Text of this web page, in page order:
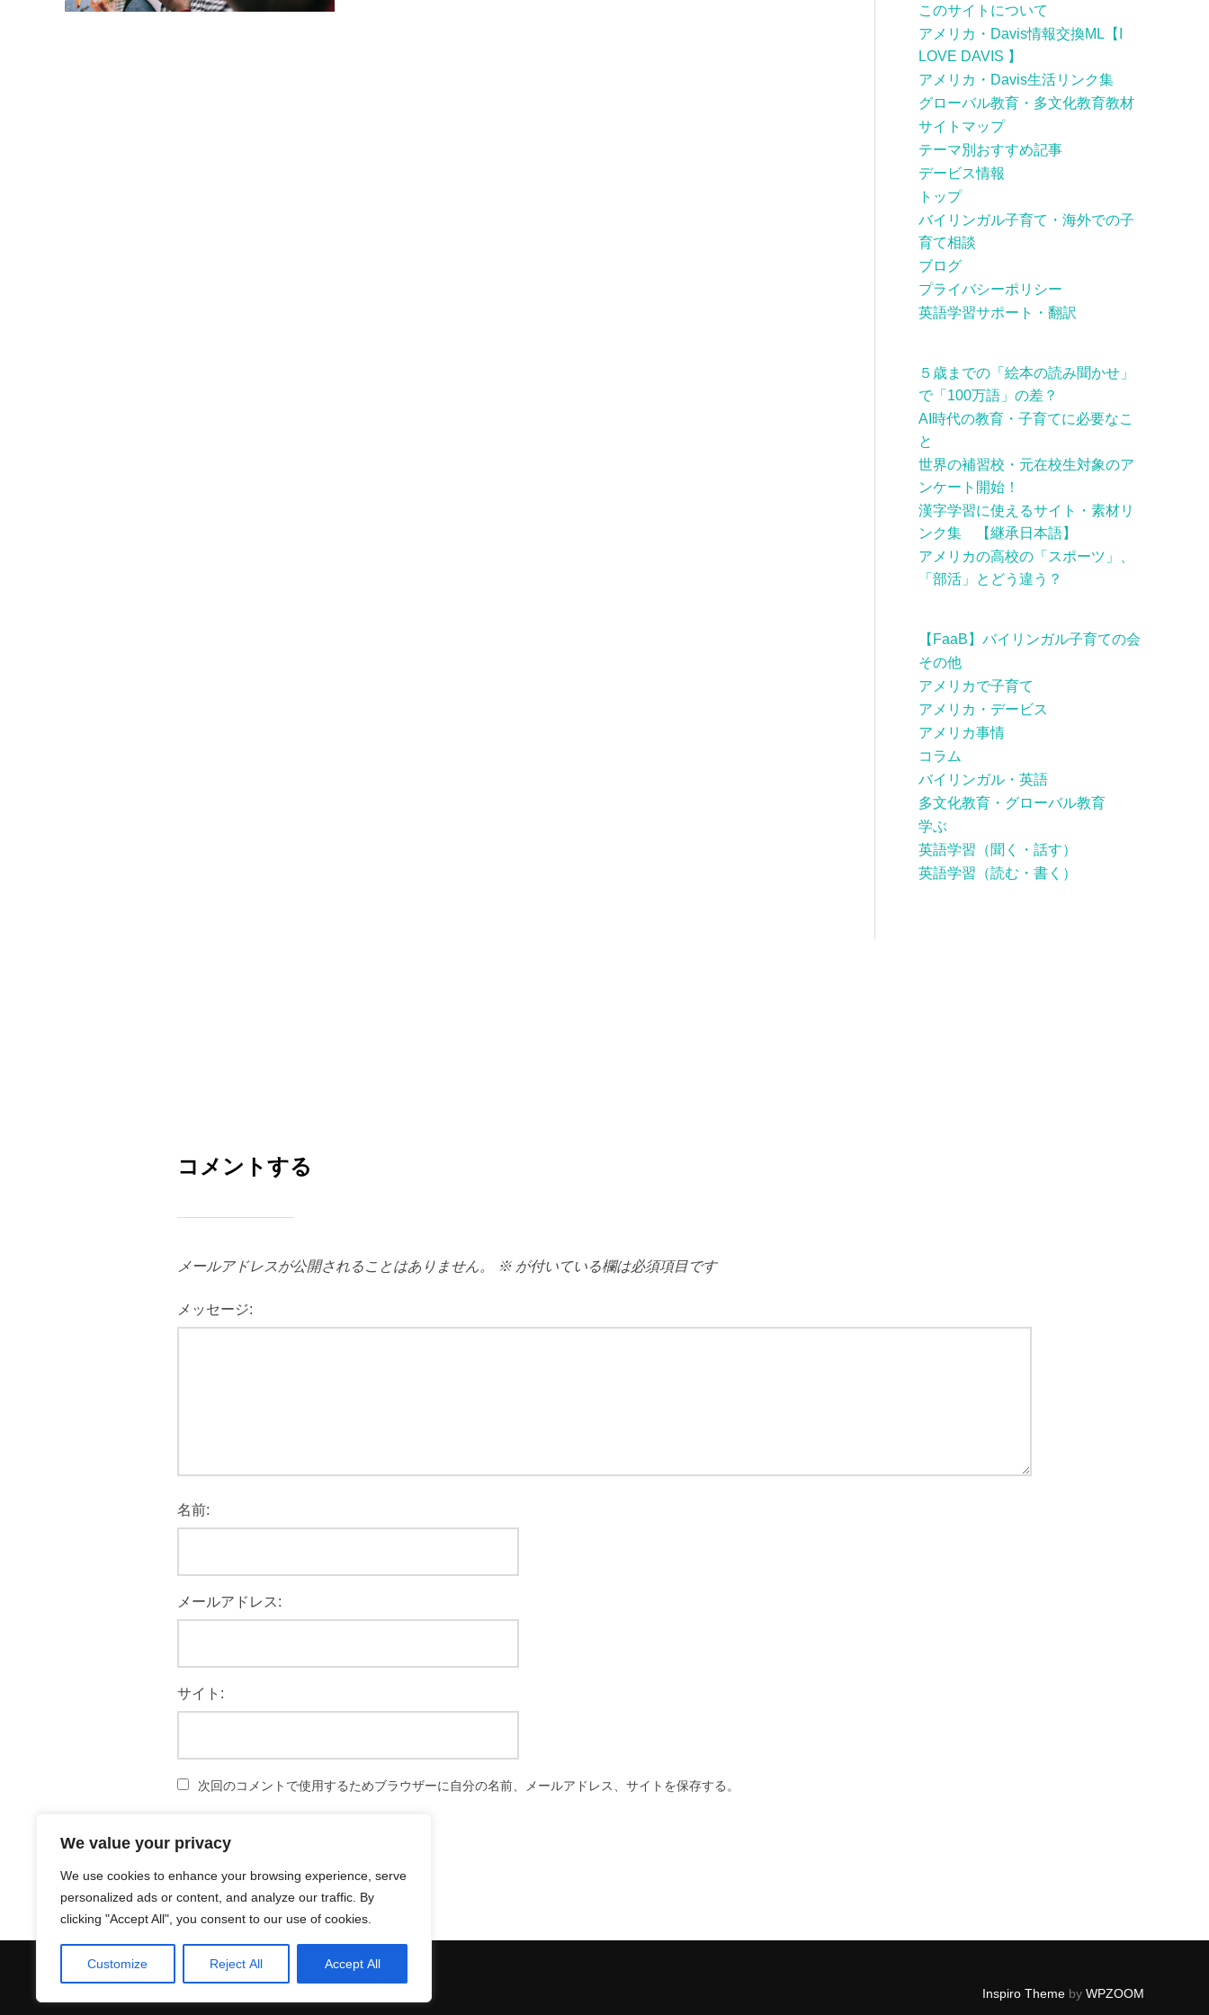
We value your privacy
We use cookies to enhance your browsing experience, serve
personalized ads or content, and analyze our traffic. By
clicking "Accept All", you consent to our use of cookies.
Customize Reject All Accept All
このサイトについて
アメリカ・Davis情報交換ML【I
LOVE DAVIS 】
アメリカ・Davis生活リンク集
グローバル教育・多文化教育教材
サイトマップ
テーマ別おすすめ記事
デービス情報
トップ
バイリンガル子育て・海外での子
育て相談
ブログ
プライバシーポリシー
英語学習サポート・翻訳
５歳までの「絵本の読み聞かせ」
で「100万語」の差？
AI時代の教育・子育てに必要なこ
と
世界の補習校・元在校生対象のア
ンケート開始！
漢字学習に使えるサイト・素材リ
ンク集 【継承日本語】
アメリカの高校の「スポーツ」、
「部活」とどう違う？
【FaaB】バイリンガル子育ての会
その他
アメリカで子育て
アメリカ・デービス
アメリカ事情
コラム
バイリンガル・英語
多文化教育・グローバル教育
学ぶ
英語学習（聞く・話す）
英語学習（読む・書く）
コメントする
メールアドレスが公開されることはありません。 ※ が付いている欄は必須項目です
メッセージ:
名前:
メールアドレス:
サイト:
次回のコメントで使用するためブラウザーに自分の名前、メールアドレス、サイトを保存する。
Inspiro Theme by WPZOOM